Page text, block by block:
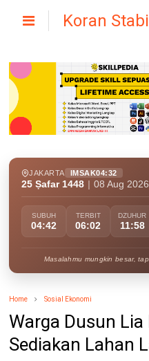
Koran
JAKARTA IMSAK04:32
25 Ṣafar 1448 08 Aug 2026
SUBUH
04:42
TERBIT
06:02
DZUHUR
11:58
Masalahmu mungkin besar,
Home Sosial Ekonomi
Warga Dusun
Sediakan Lahan